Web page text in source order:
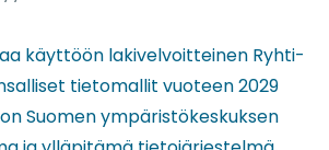
käyttöön lakivelvoitteinen Ryhti-
tietomallit vuoteen 2029
Suomen ympäristökeskuksen